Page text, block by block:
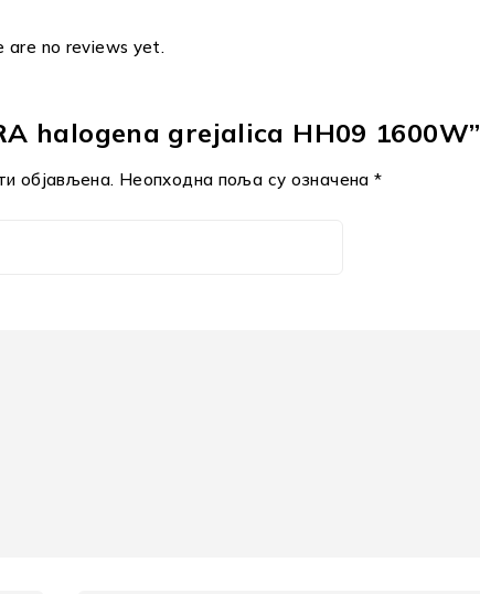
are no reviews yet.
halogena grejalica HH09 1600W”
објављена. Неопходна поља су означена*